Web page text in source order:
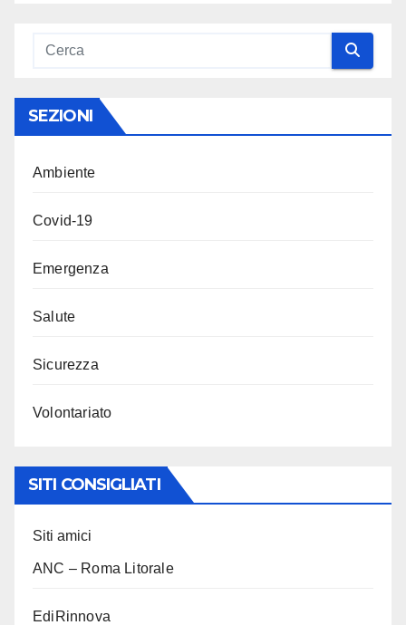
SEZIONI
Ambiente
Covid-19
Emergenza
Salute
Sicurezza
Volontariato
SITI CONSIGLIATI
Siti amici
ANC – Roma Litorale
EdiRinnova